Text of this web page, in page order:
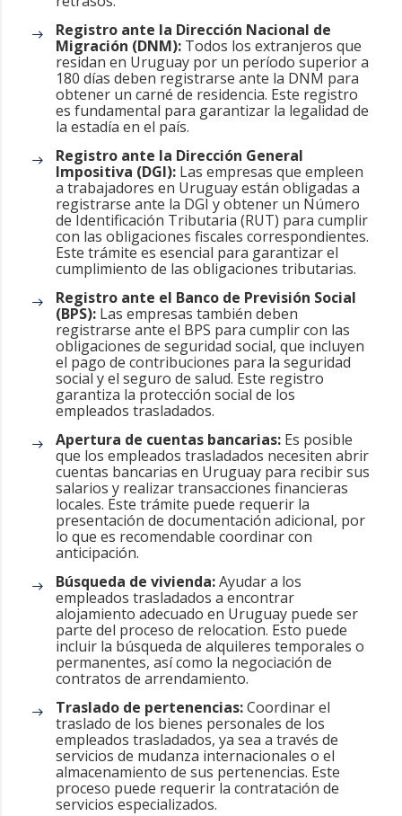
Registro ante la Dirección Nacional de
Migración (DNM):Todos los extranjeros que
residan en Uruguay por un período superior a
180 días deben registrarse ante la DNM para
obtener un carné de residencia. Este registro
es fundamental para garantizar la legalidad de
la estadía en el país.
Registro ante la Dirección General
Impositiva (DGI):Las empresas que empleen
a trabajadores en Uruguay están obligadas a
registrarse ante la DGI y obtener un Número
de Identificación Tributaria (RUT) para cumplir
con las obligaciones fiscales correspondientes.
Este trámite es esencial para garantizar el
cumplimiento de las obligaciones tributarias.
Registro ante el Banco de Previsión Social
(BPS):Las empresas también deben
registrarse ante el BPS para cumplir con las
obligaciones de seguridad social, que incluyen
el pago de contribuciones para la seguridad
social y el seguro de salud. Este registro
garantiza la protección social de los
empleados trasladados.
Apertura de cuentas bancarias:Es posible
que los empleados trasladados necesiten abrir
cuentas bancarias en Uruguay para recibir sus
salarios y realizar transacciones financieras
locales. Este trámite puede requerir la
presentación de documentación adicional, por
lo que es recomendable coordinar con
anticipación.
Búsqueda de vivienda:Ayudar a los
empleados trasladados a encontrar
alojamiento adecuado en Uruguay puede ser
parte del proceso de relocation. Esto puede
incluir la búsqueda de alquileres temporales o
permanentes, así como la negociación de
contratos de arrendamiento.
Traslado de pertenencias:Coordinar el
traslado de los bienes personales de los
empleados trasladados, ya sea a través de
servicios de mudanza internacionales o el
almacenamiento de sus pertenencias. Este
proceso puede requerir la contratación de
servicios especializados.